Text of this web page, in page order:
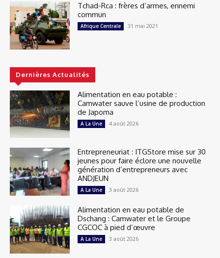
Tchad-Rca : frères d’armes, ennemi
commun
Afrique Centrale 31 mai 2021
Dernières Actualités
Alimentation en eau potable :
Camwater sauve l’usine de production
de Japoma
A La Une 4 août 2026
Entrepreneuriat : ITGStore mise sur 30
jeunes pour faire éclore une nouvelle
génération d’entrepreneurs avec
ANDJEUN
A La Une 3 août 2026
Alimentation en eau potable de
Dschang : Camwater et le Groupe
CGCOC à pied d’œuvre
A La Une 3 août 2026